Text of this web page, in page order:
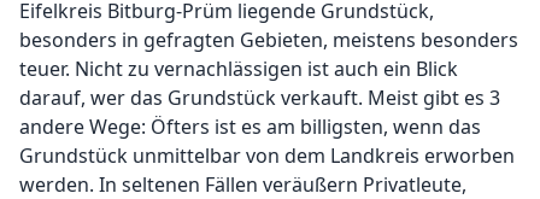
Eifelkreis Bitburg-Prüm liegende Grundstück,
besonders in gefragten Gebieten, meistens besonders
teuer. Nicht zu vernachlässigen ist auch ein Blick
darauf, wer das Grundstück verkauft. Meist gibt es 3
andere Wege: Öfters ist es am billigsten, wenn das
Grundstück unmittelbar von dem Landkreis erworben
werden. In seltenen Fällen veräußern Privatleute,